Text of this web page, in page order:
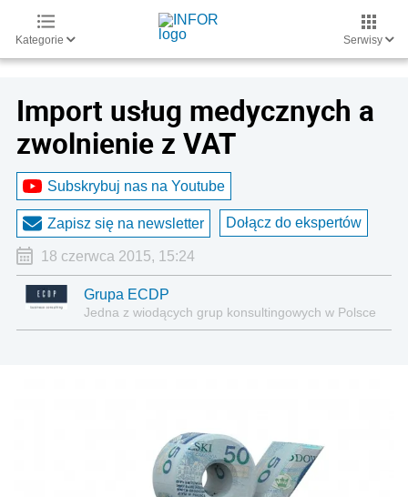
Kategorie Serwisy
Import usług medycznych a
zwolnienie z VAT
Subskrybuj nas na Youtube
Zapisz się na newsletter Dołącz do ekspertów
18 czerwca 2015, 15:24
Grupa ECDP
Jedna z wiodących grup konsultingowych w Polsce